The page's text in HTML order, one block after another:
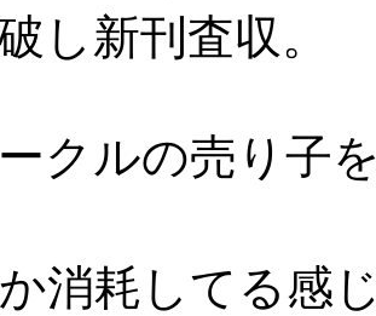
し新刊査収。
クルの売り子
消耗してる感